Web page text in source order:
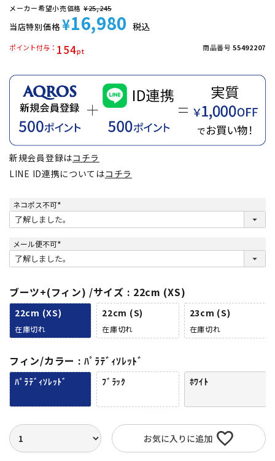
メーカー希望小売価格 ¥25,245
当店特別価格 ¥16,980 税込
154
ポイント付与 商品番号 55492207
新規会員登録はコチラ
LINE ID連携についてはコチラ
ネコポス不可
(
必
須
メール便不可
(
必
須
ブーツ+(フィン) /サイズ 22cm (XS)
22cm (XS)
在庫切れ
22cm (S)
在庫切れ
23cm (S)
在庫切れ
フィン/カラー ﾊﾟﾗﾃﾞｨｿﾚｯﾄﾞ
ﾊﾟﾗﾃﾞｨｿﾚｯﾄﾞ ﾌﾞﾗｯｸ ﾎﾜｲﾄ
お気に入りに追加